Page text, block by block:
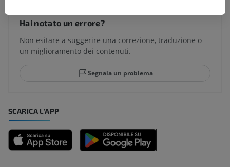
Hai notato un errore?
Non esitare a suggerire una correzione, traduzione o
un miglioramento dei contenuti.
Segnala un problema
SCARICA L'APP